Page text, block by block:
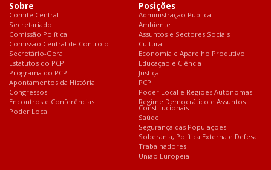
Sobre
Comité Central
Secretariado
Comissão Política
Comissão Central de Controlo
Secretário-Geral
Estatutos do PCP
Programa do PCP
Apontamentos da História
Congressos
Encontros e Conferências
Poder Local
Posições
Administração Pública
Ambiente
Assuntos e Sectores Sociais
Cultura
Economia e Aparelho Produtivo
Educação e Ciência
Justiça
PCP
Poder Local e Regiões Autónomas
Regime Democrático e Assuntos
Constitucionais
Saúde
Segurança das Populações
Soberania, Política Externa e Defesa
Trabalhadores
União Europeia